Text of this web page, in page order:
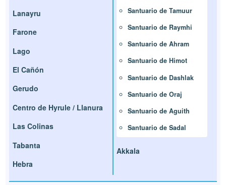
Lanayru
Farone
Lago
El Cañón
Gerudo
Centro de Hyrule / Llanura
Las Colinas
Tabanta
Hebra
Santuario de Tamuur
Santuario de Raymhi
Santuario de Ahram
Santuario de Himot
Santuario de Dashlak
Santuario de Oraj
Santuario de Aguith
Santuario de Sadal
Akkala